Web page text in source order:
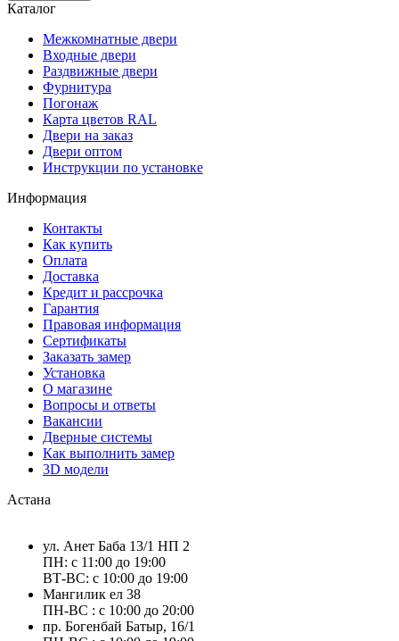
Каталог
Межкомнатные двери
Входные двери
Раздвижные двери
Фурнитура
Погонаж
Карта цветов RAL
Двери на заказ
Двери оптом
Инструкции по установке
Информация
Контакты
Как купить
Оплата
Доставка
Кредит и рассрочка
Гарантия
Правовая информация
Сертификаты
Заказать замер
Установка
О магазине
Вопросы и ответы
Вакансии
Дверные системы
Как выполнить замер
3D модели
Астана
ул. Анет Баба 13/1 НП 2
ПН: с 11:00 до 19:00
ВТ-ВС: с 10:00 до 19:00
Мангилик ел 38
ПН-ВС : с 10:00 до 20:00
пр. Богенбай Батыр, 16/1